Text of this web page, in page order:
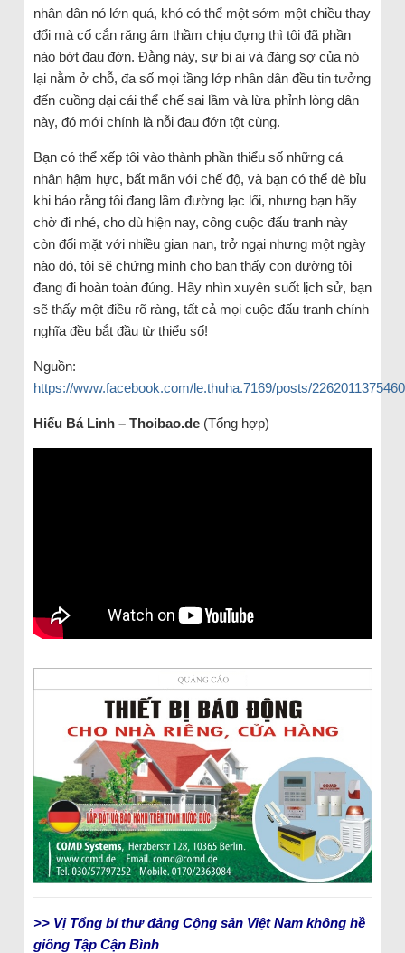
nhân dân nó lớn quá, khó có thể một sớm một chiều thay
đổi mà cố cắn răng âm thầm chịu đựng thì tôi đã phần
nào bớt đau đớn. Đằng này, sự bi ai và đáng sợ của nó
lại nằm ở chỗ, đa số mọi tầng lớp nhân dân đều tin tưởng
đến cuồng dại cái thể chế sai lầm và lừa phỉnh lòng dân
này, đó mới chính là nỗi đau đớn tột cùng.
Bạn có thể xếp tôi vào thành phần thiểu số những cá
nhân hậm hực, bất mãn với chế độ, và bạn có thể dè bỉu
khi bảo rằng tôi đang lầm đường lạc lối, nhưng bạn hãy
chờ đi nhé, cho dù hiện nay, công cuộc đấu tranh này
còn đối mặt với nhiều gian nan, trở ngại nhưng một ngày
nào đó, tôi sẽ chứng minh cho bạn thấy con đường tôi
đang đi hoàn toàn đúng. Hãy nhìn xuyên suốt lịch sử, bạn
sẽ thấy một điều rõ ràng, tất cả mọi cuộc đấu tranh chính
nghĩa đều bắt đầu từ thiểu số!
Nguồn:
https://www.facebook.com/le.thuha.7169/posts/
Hiếu Bá Linh – Thoibao.de(Tổng hợp)
>> Vị Tổng bí thư đảng Cộng sản Việt Nam không hề
giống Tập Cận Bình